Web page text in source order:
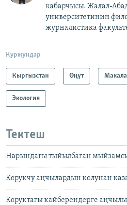
кабарчысы. Жалал-
университетинин
журналистика
Куржундар
Кыргызстан Өңүт
Экология
Тектеш
Нарындагы тыйылбаган
Корукчу аңчылардын колунан
Коруктагы кайберендерге